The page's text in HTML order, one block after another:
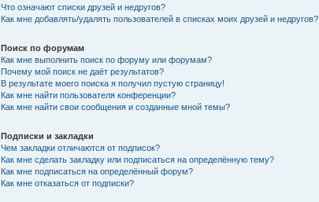
Что означают списки друзей и недругов?
Как мне добавлять/удалять пользователей в списках моих друзей и недругов?
Поиск по форумам
Как мне выполнить поиск по форуму или форумам?
Почему мой поиск не даёт результатов?
В результате моего поиска я получил пустую страницу!
Как мне найти пользователя конференции?
Как мне найти свои сообщения и созданные мной темы?
Подписки и закладки
Чем закладки отличаются от подписок?
Как мне сделать закладку или подписаться на определённую тему?
Как мне подписаться на определённый форум?
Как мне отказаться от подписки?